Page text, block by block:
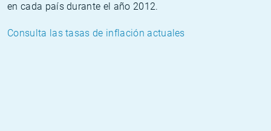
en cada país durante el año 2012.
Consulta las tasas de inflación actuales